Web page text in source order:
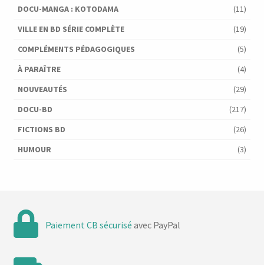
DOCU-MANGA : KOTODAMA
(11)
VILLE EN BD SÉRIE COMPLÈTE
(19)
COMPLÉMENTS PÉDAGOGIQUES
(5)
À PARAÎTRE
(4)
NOUVEAUTÉS
(29)
DOCU-BD
(217)
FICTIONS BD
(26)
HUMOUR
(3)
Paiement CB sécurisé avec PayPal